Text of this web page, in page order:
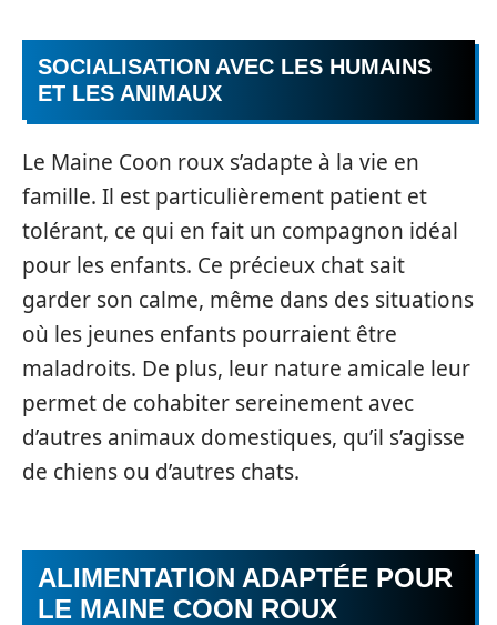
SOCIALISATION AVEC LES HUMAINS
ET LES ANIMAUX
Le Maine Coon roux s’adapte à la vie en
famille. Il est particulièrement patient et
tolérant, ce qui en fait un compagnon idéal
pour les enfants. Ce précieux chat sait
garder son calme, même dans des situations
où les jeunes enfants pourraient être
maladroits. De plus, leur nature amicale leur
permet de cohabiter sereinement avec
d’autres animaux domestiques, qu’il s’agisse
de chiens ou d’autres chats.
ALIMENTATION ADAPTÉE POUR
LE MAINE COON ROUX